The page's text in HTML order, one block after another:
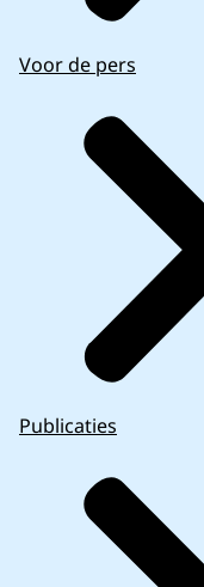
Voor de pers
Publicaties